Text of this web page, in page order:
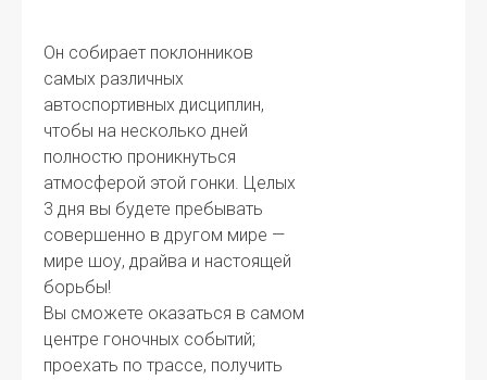
Он собирает поклонников
самых различных
автоспортивных дисциплин,
чтобы на несколько дней
полностю проникнуться
атмосферой этой гонки. Целых
3 дня вы будете пребывать
совершенно в другом мире —
мире шоу, драйва и настоящей
борьбы!
Вы сможете оказаться в самом
центре гоночных событий;
проехать по трассе, получить